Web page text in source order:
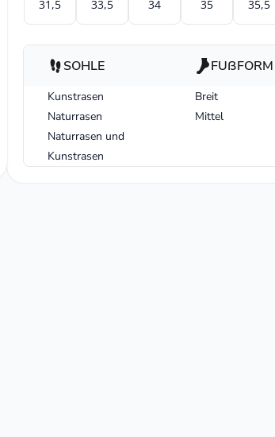
31,5 33,5 34 35 35,5
SOHLE
Kunstrasen
Naturrasen
Naturrasen und
Kunstrasen
FUßFORM
Breit
Mittel